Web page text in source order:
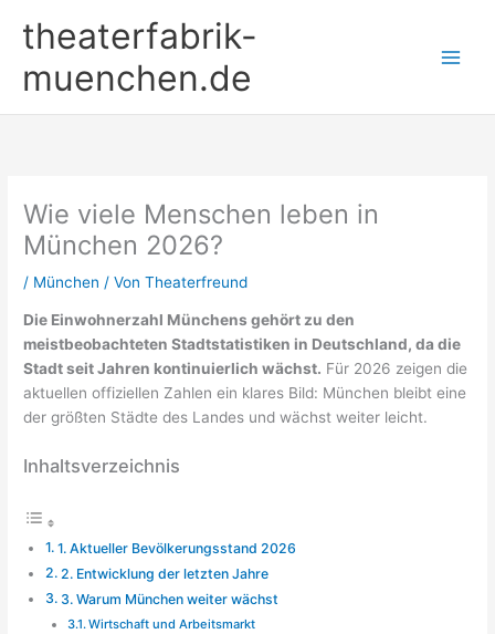
Inhalttheaterfabrik-
muenchen.de
Wie viele Menschen leben in
München 2026?
/ München / VonTheaterfreund
Die Einwohnerzahl Münchens gehört zu den
meistbeobachteten Stadtstatistiken in Deutschland, da die
Stadt seit Jahren kontinuierlich wächst. Für 2026 zeigen die
aktuellen offiziellen Zahlen ein klares Bild: München bleibt eine
der größten Städte des Landes und wächst weiter leicht.
Inhaltsverzeichnis
1. Aktueller Bevölkerungsstand 2026
2. Entwicklung der letzten Jahre
3. Warum München weiter wächst
Wirtschaft und Arbeitsmarkt